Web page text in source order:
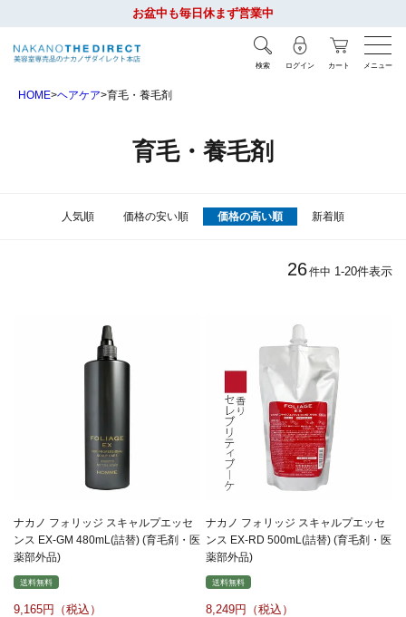
お盆中も毎日休まず営業中
検索 ログイン カート メニュー
HOME ヘアケア 育毛・養毛剤
育毛・養毛剤
人気順 価格の安い順 価格の高い順 新着順
26件中 1-20件表示
ナカノ フォリッジ スキャルプエッセ
ンス EX-GM 480mL(詰替) (育毛剤・医
薬部外品)
送料無料
9,165
ナカノ フォリッジ スキャルプエッセ
ンス EX-RD 500mL(詰替) (育毛剤・医
薬部外品)
送料無料
8,249